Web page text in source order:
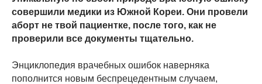
совершили медики из Южной Кореи. Они провели
аборт не твой пациентке, после того, как не
проверили все документы тщательно.
Энциклопедия врачебных ошибок наверняка
пополнится новым беспрецедентным случаем,